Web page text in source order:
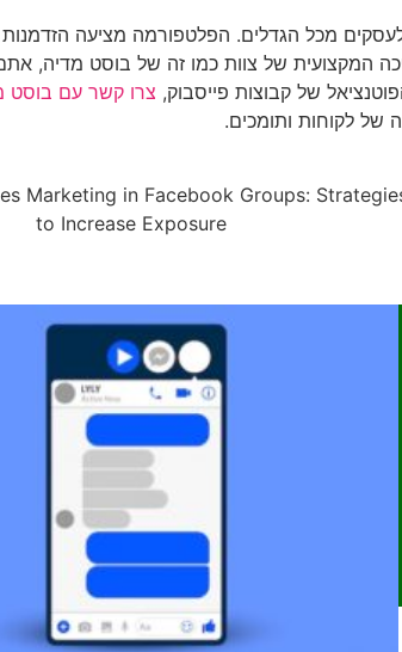
לעסקים מכל הגדלים. הפלטפורמה מציעה
המקצועית של צוות כמו זה של בוסט מדיה,
של קבוצות פייסבוק, צרו קשר עם בוסט
לקוחות ותומכים.